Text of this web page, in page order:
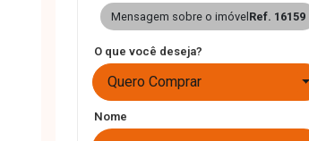
Mensagem sobre o imóvel Ref. 16159
O que você deseja?
Quero Comprar
Nome